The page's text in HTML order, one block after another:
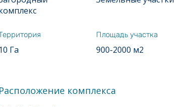
10 Га
Площадь участка
900-2000 м2
Расположение комплекса